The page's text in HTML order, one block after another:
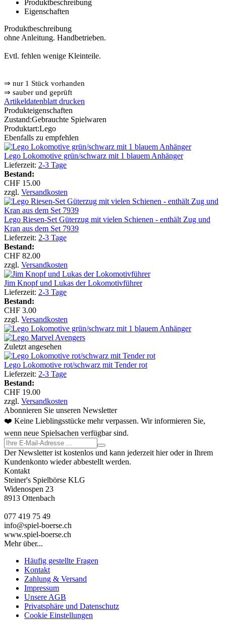
Produktbeschreibung
Eigenschaften
Produktbeschreibung
ohne Anleitung. Handbetrieben.
Evtl. fehlen wenige Kleinteile.
⇒ nur 1 Stück vorhanden
⇒ sauber und geprüft
Artikeldatenblatt drucken
Produkteigenschaften
Zustand:Gebrauchte Spielwaren
Produktart:Lego
Ebenfalls zu empfehlen
Lego Lokomotive grün/schwarz mit 1 blauem Anhänger
Lieferzeit: 2-3 Tage
Bestand:
CHF 15.00
zzgl. Versandkosten
Lego Riesen-Set Güterzug mit vielen Schienen - enthält Zug und
Kran aus dem Set 7939
Lieferzeit: 2-3 Tage
Bestand:
CHF 82.00
zzgl. Versandkosten
Jim Knopf und Lukas der Lokomotivführer
Lieferzeit: 2-3 Tage
Bestand:
CHF 3.00
zzgl. Versandkosten
Zuletzt angesehen
Lego Lokomotive rot/schwarz mit Tender rot
Lieferzeit: 2-3 Tage
Bestand:
CHF 19.00
zzgl. Versandkosten
Abonnieren Sie unseren Newsletter
❤️ Keine Lieblingsstücke mehr verpassen. Wir informieren Sie,
wenn neue Spielsachen verfügbar sind.
Der Newsletter ist kostenlos und kann jederzeit hier oder in Ihrem
Kundenkonto wieder abbestellt werden.
Kontakt
Steiner's Spielbörse KLG
Widenospen 23
8913 Ottenbach
077 419 75 49
info@spiel-boerse.ch
www.spiel-boerse.ch
Mehr über...
Häufig gestellte Fragen
Kontakt
Zahlung & Versand
Impressum
Unsere AGB
Privatsphäre und Datenschutz
Cookie Einstellungen